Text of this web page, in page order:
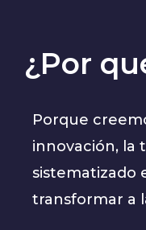
¿Por
Porque
innovación, la
sistematizado
transformar a